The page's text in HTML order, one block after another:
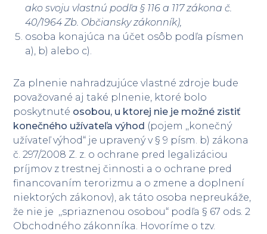
ako svoju vlastnú podľa § 116 a 117 zákona č.
40/1964 Zb. Občiansky zákonník),
osoba konajúca na účet osôb podľa písmen
a), b) alebo c).
Za plnenie nahradzujúce vlastné zdroje bude
považované aj také plnenie, ktoré bolo
poskytnuté osobou, u ktorej nie je možné zistiť
konečného užívateľa výhod (pojem ,,konečný
užívateľ výhod“ je upravený v § 9 písm. b) zákona
č. 297/2008 Z. z. o ochrane pred legalizáciou
príjmov z trestnej činnosti a o ochrane pred
financovaním terorizmu a o zmene a doplnení
niektorých zákonov), ak táto osoba nepreukáže,
že nie je ,,spriaznenou osobou“ podľa § 67 ods. 2
Obchodného zákonníka. Hovoríme o tzv.